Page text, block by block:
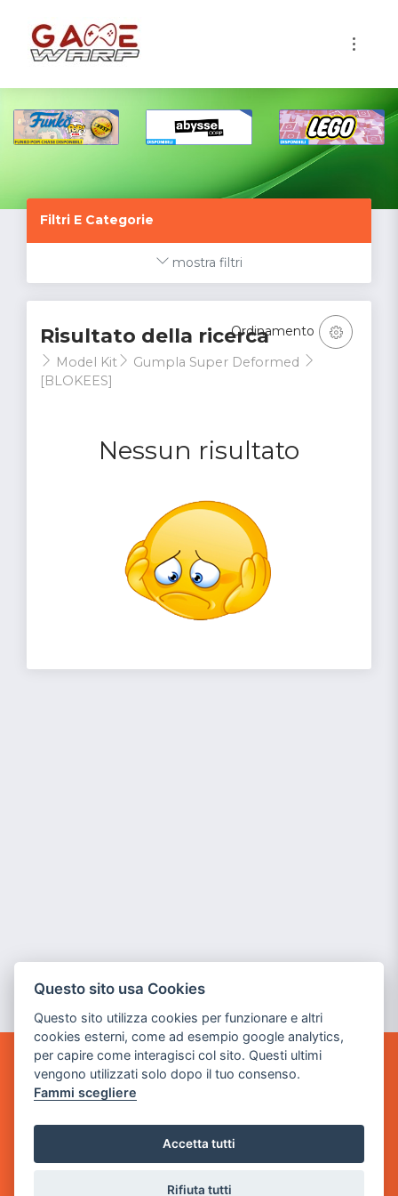
Filtri E Categorie
mostra filtri
Risultato della ricerca
Model Kit
Gumpla Super Deformed
[BLOKEES]
Nessun risultato
Ordinamento
GAME WARP
BY POWER GAME SRL
Sede Legale
via Villaggio dei Platani, 3
- 25014 Castenedolo, Brescia
Questo sito usa Cookies
Questo sito utilizza cookies per funzionare e altri
cookies esterni, come ad esempio google analytics,
per capire come interagisci col sito. Questi ultimi
vengono utilizzati solo dopo il tuo consenso.
Fammi scegliere
Accetta tutti
Rifiuta tutti